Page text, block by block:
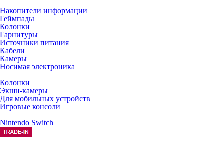
Накопители информации
Геймпады
Колонки
Гарнитуры
Источники питания
Кабели
Камеры
Носимая электроника
Колонки
Экшн-камеры
Для мобильных устройств
Игровые консоли
Nintendo Switch